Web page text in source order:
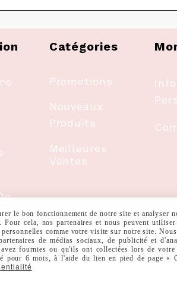
Catégories
Promotions
Nouveaux
Produits
Meilleures
Ventes
le bon fonctionnement de notre site et analyser
Pour cela, nos partenaires et nous peuvent
comme votre visite sur notre site.
de médias sociaux, de publicité et
fournies ou qu'ils ont collectées lors de
pour 6 mois, à l'aide du lien en pied de page «